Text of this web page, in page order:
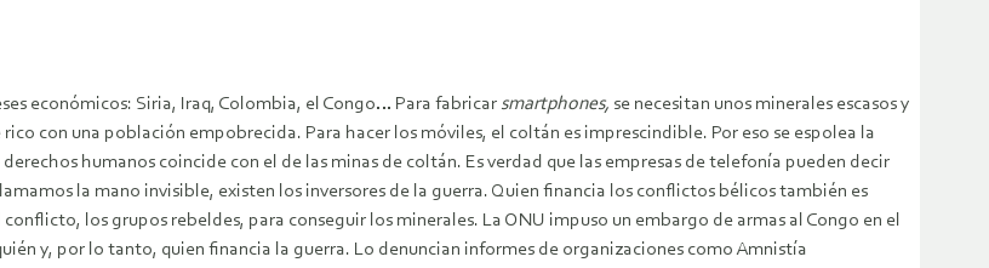
económicos: Siria, Iraq, Colombia, el Congo… Para fabricar smartphones, se necesitan unos minerales escasos y
con una población empobrecida. Para hacer los móviles, el coltán es imprescindible. Por eso se espolea la
humanos coincide con el de las minas de coltán. Es verdad que las empresas de telefonía pueden decir
la mano invisible, existen los inversores de la guerra. Quien financia los conflictos bélicos también es
los grupos rebeldes, para conseguir los minerales. La ONU impuso un embargo de armas al Congo en el
y, por lo tanto, quien financia la guerra. Lo denuncian informes de organizaciones como Amnistía